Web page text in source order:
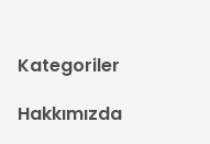
Kategoriler
Hakkımızda